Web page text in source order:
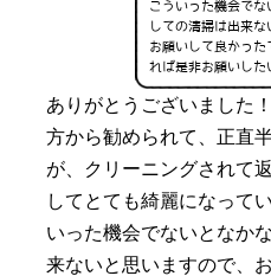
ありがとうございました
方から勧められて、正直
が、クリーニングされて
してとても綺麗になって
いった機会でないとなか
来ないと思いますので、